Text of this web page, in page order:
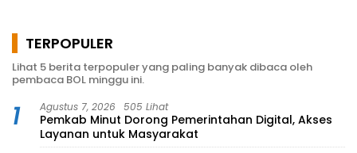
TERPOPULER
Lihat 5 berita terpopuler yang paling banyak dibaca oleh
pembaca BOL minggu ini.
1 Agustus 7, 2026 505 Lihat
Pemkab Minut Dorong Pemerintahan Digital, Akses
Layanan untuk Masyarakat